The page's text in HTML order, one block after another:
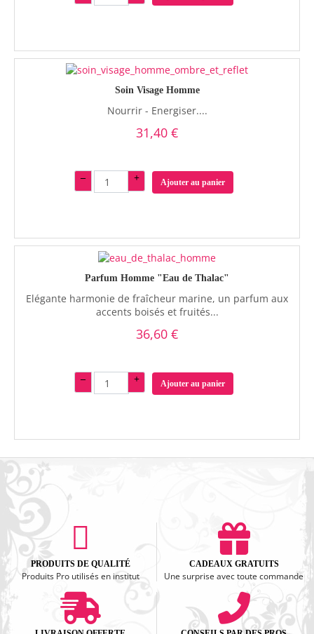
Soin Visage Homme
Nourrir - Energiser....
31,40 €
– + Ajouter au panier
Parfum Homme "Eau de Thalac"
Elégante harmonie de fraîcheur marine, un parfum aux
accents boisés et fruités...
36,60 €
– + Ajouter au panier
PRODUITS DE QUALITÉ
Produits Pro utilisés en institut
CADEAUX GRATUITS
Une surprise avec toute commande